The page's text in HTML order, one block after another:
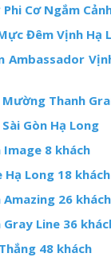
Cơ Ngắm
Đêm Vịnh Hạ
Ambassador
Mường Thanh
Gòn Hạ Long
8 khách
Hạ Long 18 khách
26 khách
Line 36
48 khách